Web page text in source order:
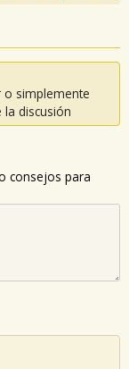
o simplemente
la discusión
consejos para